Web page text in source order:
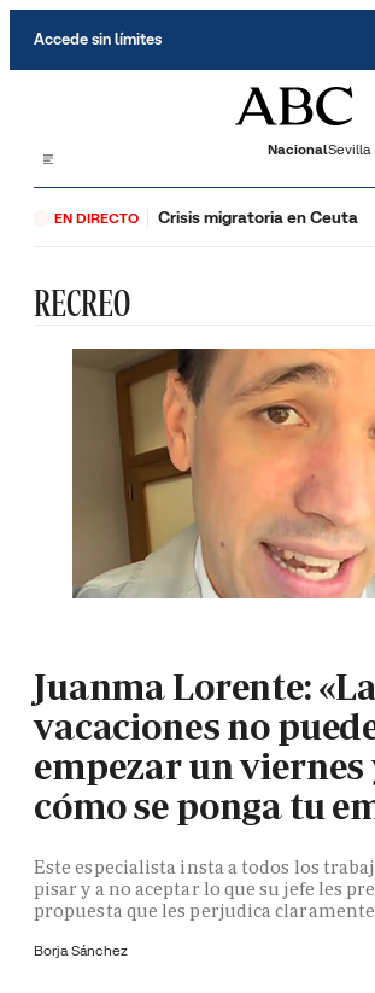
Accede sin límites
NacionalSevilla
EN DIRECTO Crisis migratoria en Ceuta
RECREO
Juanma Lorente:
vacaciones no
empezar un
cómo se ponga tu
Este especialista insta a todos los
pisar y a no aceptar lo que su jefe les
propuesta que les perjudica claramente
Borja Sánchez